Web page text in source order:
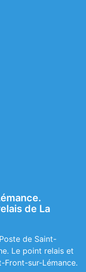
de La
de Saint-
Le point relais et
Front-sur-Lémance.